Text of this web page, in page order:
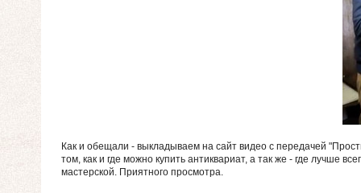
Как и обещали - выкладываем на сайт видео с передачей
том, как и где можно купить антиквариат, а так же - где лучше
мастерской. Приятного просмотра.